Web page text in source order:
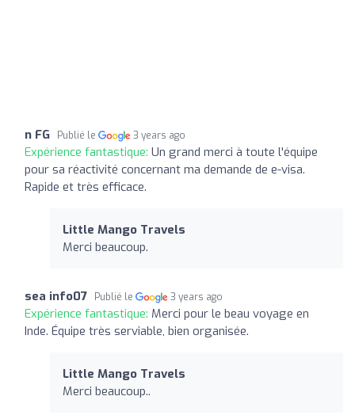
n FG Publié le 3 years ago
Expérience fantastique: Un grand merci à toute l'équipe
pour sa réactivité concernant ma demande de e-visa.
Rapide et très efficace.
Little Mango Travels
Merci beaucoup.
sea info07 Publié le 3 years ago
Expérience fantastique: Merci pour le beau voyage en
Inde. Équipe très serviable, bien organisée.
Little Mango Travels
Merci beaucoup..